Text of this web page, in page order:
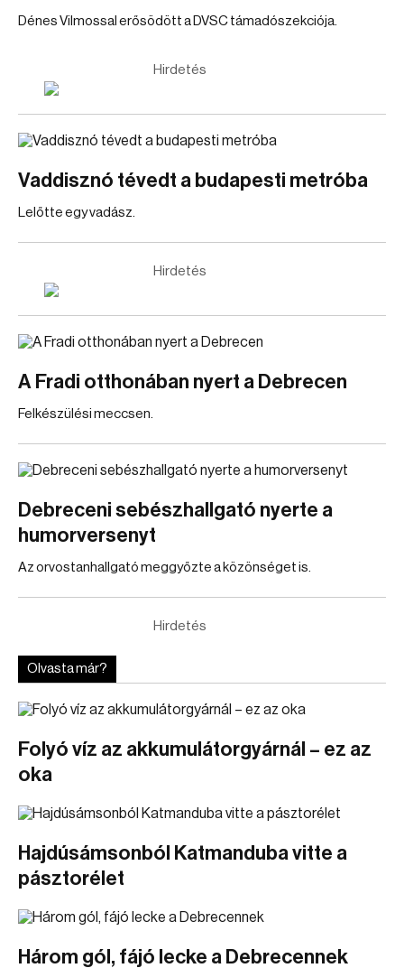
Dénes Vilmossal erősödött a DVSC támadószekciója.
Hirdetés
Vaddisznó tévedt a budapesti metróba
Lelőtte egy vadász.
Hirdetés
A Fradi otthonában nyert a Debrecen
Felkészülési meccsen.
Debreceni sebészhallgató nyerte a
humorversenyt
Az orvostanhallgató meggyőzte a közönséget is.
Hirdetés
Olvasta már?
Folyó víz az akkumulátorgyárnál – ez az
oka
Hajdúsámsonból Katmanduba vitte a
pásztorélet
Három gól, fájó lecke a Debrecennek